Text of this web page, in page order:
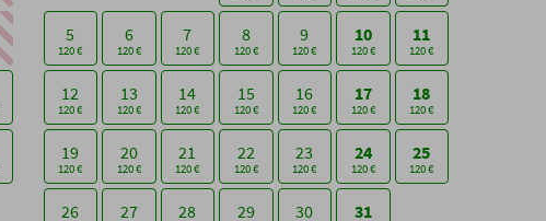
5
120 €
6
120 €
7
120 €
8
120 €
9
120 €
10
120 €
11
120 €
12
120 €
13
120 €
14
120 €
15
120 €
16
120 €
17
120 €
18
120 €
19
120 €
20
120 €
21
120 €
22
120 €
23
120 €
24
120 €
25
120 €
26 27 28 29 30 31